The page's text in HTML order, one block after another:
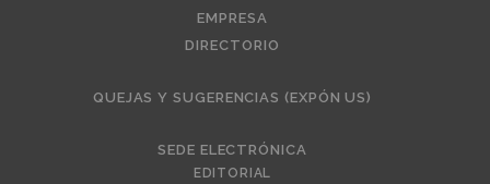
EMPRESA
DIRECTORIO
QUEJAS Y SUGERENCIAS (EXPÓN US)
SEDE ELECTRÓNICA
EDITORIAL